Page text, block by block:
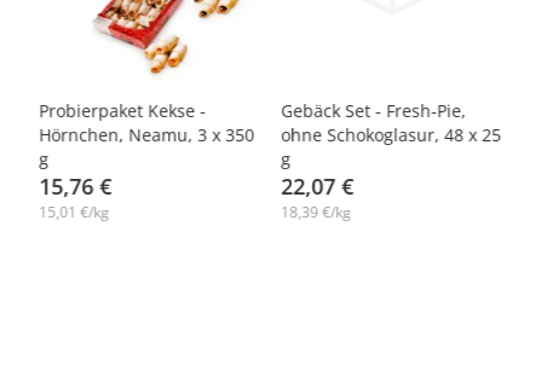
-7%
Probierpaket Kekse -
Hörnchen, Neamu, 3 x 350
g
15,76 €
15,01 €/kg
-7%
Gebäck Set - Fresh-Pie,
ohne Schokoglasur, 48 х 25
g
22,07 €
18,39 €/kg